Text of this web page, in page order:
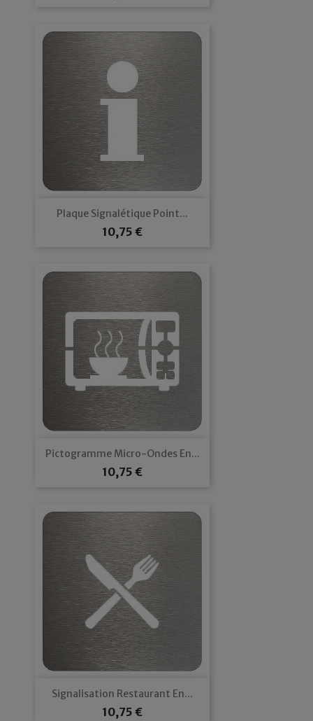
Plaque Signalétique Point...
Prix
10,75 €
Pictogramme Micro-Ondes En...
Prix
10,75 €
Signalisation Restaurant En...
Prix
10,75 €